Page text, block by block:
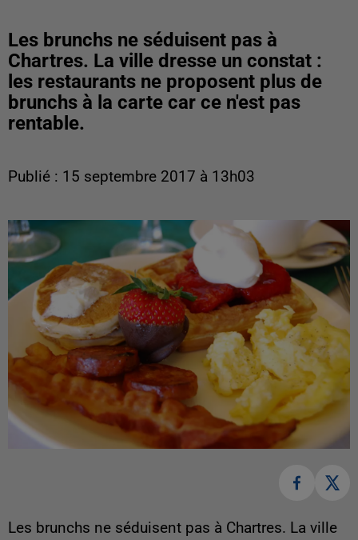
Les brunchs ne séduisent pas à
Chartres. La ville dresse un constat :
les restaurants ne proposent plus de
brunchs à la carte car ce n'est pas
rentable.
Publié : 15 septembre 2017 à 13h03
Les brunchs ne séduisent pas à Chartres. La ville